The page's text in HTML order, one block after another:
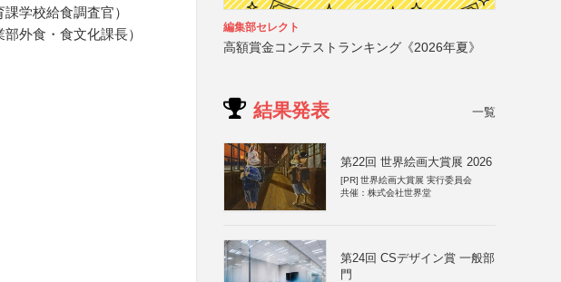
学校給食調査官）
外食・食文化課長）
編集部セレクト
高額賞金コンテストランキング《2026年夏》
結果発表 一覧
第22回 世界絵画大賞展 2026
[PR] 世界絵画大賞展 実行委員会
共催：株式会社世界堂
第24回 CSデザイン賞 一般部
門